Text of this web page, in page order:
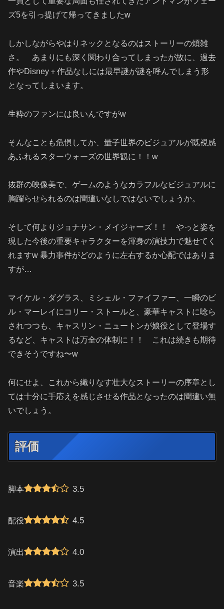
ズ5を引っ提げて帰ってきましたw
しかしながらやはりネックとなるのはストーリーの煩雑
さ。 あまりにも深く関わり合ってしまったが故に、過去
作やDisney＋作品なしには最早謎が謎を呼んでしまう形
となってしまいます。
生粋のファンには良いんですがw
そんなことも危惧してか、量子世界のビジュアルが既視感
あふれるスターウォーズの世界観に！！w
抜群の映像美で、ゲームのようなカラフルなビジュアルに
胸躍らせられるのは間違いなしではないでしょうか。
そして何よりジョナサン・メイジャーズ！！ やっと姿を
現した今後の重要キャラクターを渾身の演技力で魅せてく
れますw 暴力事件がどのように左右するか心配ではありま
すが…
マイケル・ダグラス、ミシェル・ファイファー、一瞬のビ
ル・マーレイにコリー・ストールと、豪華キャストに唸ら
されつつも、キャスリン・ニュートンが娘役として登場す
るなど、キャストは万全の体制に！！ これは続きも期待
できそうですね〜w
何にせよ、これから織りなす壮大なストーリーの序章とし
ては十分に手応えを感じさせる作品となったのは間違い無
いでしょう。
評価
脚本 3.5
配役 4.5
演出 4.0
音楽 3.5